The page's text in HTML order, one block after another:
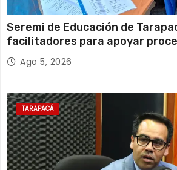
Seremi de Educación de
facilitadores para apoyar
Escolar 2027
Ago 5, 2026
TARAPACÁ